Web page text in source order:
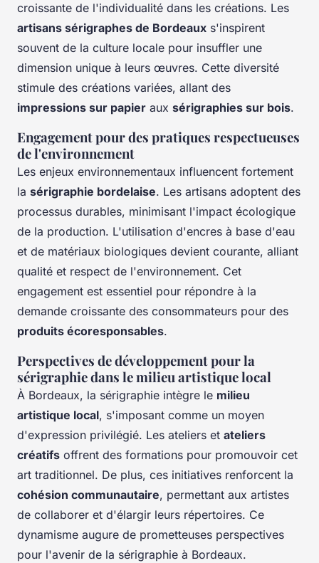
croissante de l'individualité dans les créations. Les
artisans sérigraphes de Bordeaux s'inspirent
souvent de la culture locale pour insuffler une
dimension unique à leurs œuvres. Cette diversité
stimule des créations variées, allant des
impressions sur papier aux sérigraphies sur bois.
Engagement pour des pratiques respectueuses
de l'environnement
Les enjeux environnementaux influencent fortement
la sérigraphie bordelaise. Les artisans adoptent des
processus durables, minimisant l'impact écologique
de la production. L'utilisation d'encres à base d'eau
et de matériaux biologiques devient courante, alliant
qualité et respect de l'environnement. Cet
engagement est essentiel pour répondre à la
demande croissante des consommateurs pour des
produits écoresponsables.
Perspectives de développement pour la
sérigraphie dans le milieu artistique local
À Bordeaux, la sérigraphie intègre le milieu
artistique local, s'imposant comme un moyen
d'expression privilégié. Les ateliers et ateliers
créatifs offrent des formations pour promouvoir cet
art traditionnel. De plus, ces initiatives renforcent la
cohésion communautaire, permettant aux artistes
de collaborer et d'élargir leurs répertoires. Ce
dynamisme augure de prometteuses perspectives
pour l'avenir de la sérigraphie à Bordeaux.